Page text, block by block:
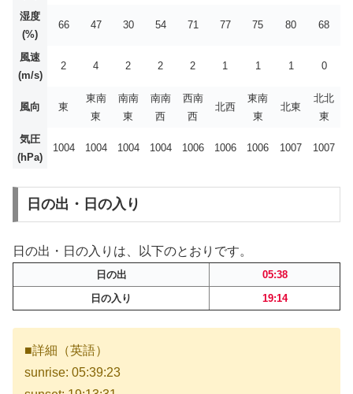
湿度
(%)
66 47 30 54 71 77 75 80 68
風速
(m/s)
2 4 2 2 2 1 1 1 0
風向 東
東南
東
南南
東
南南
西
西南
西
北西
東南
東
北東
北北
東
気圧
(hPa)
1004 1004 1004 1004 1006 1006 1006 1007 1007
日の出・日の入り
日の出・日の入りは、以下のとおりです。
日の出
05:38
日の入り
19:14
■詳細（英語）
sunrise: 05:39:23